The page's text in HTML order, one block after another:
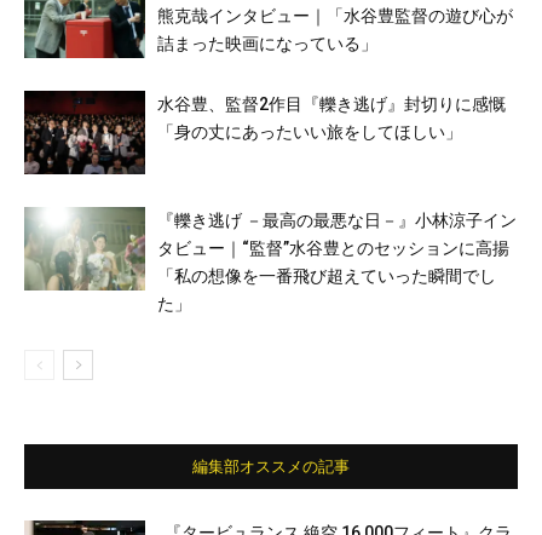
熊克哉インタビュー｜「水谷豊監督の遊び心が
詰まった映画になっている」
水谷豊、監督2作目『轢き逃げ』封切りに感慨
「身の丈にあったいい旅をしてほしい」
『轢き逃げ －最高の最悪な日－』小林涼子イン
タビュー｜“監督”水谷豊とのセッションに高揚
「私の想像を一番飛び超えていった瞬間でし
た」
編集部オススメの記事